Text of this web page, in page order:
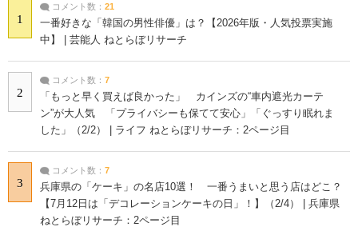
1
コメント数： 21
一番好きな「韓国の男性俳優」は？【2026年版・人気投票実施
中】 | 芸能人 ねとらぼリサーチ
2
コメント数： 7
「もっと早く買えば良かった」 カインズの“車内遮光カーテ
ン”が大人気 「プライバシーも保てて安心」「ぐっすり眠れま
した」（2/2） | ライフ ねとらぼリサーチ：2ページ目
3
コメント数： 7
兵庫県の「ケーキ」の名店10選！ 一番うまいと思う店はどこ？
【7月12日は「デコレーションケーキの日」！】（2/4） | 兵庫県
ねとらぼリサーチ：2ページ目